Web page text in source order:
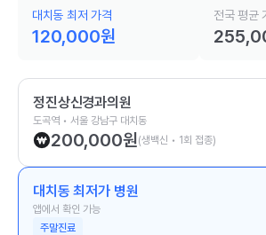
대치동 최저 가격
120,000원
전국 평균
정진상신경과의원
도곡역 • 서울 강남구 대치동
200,000원(생백신 • 1회 접종)
대치동 최저가 병원
앱에서 확인 가능
주말진료